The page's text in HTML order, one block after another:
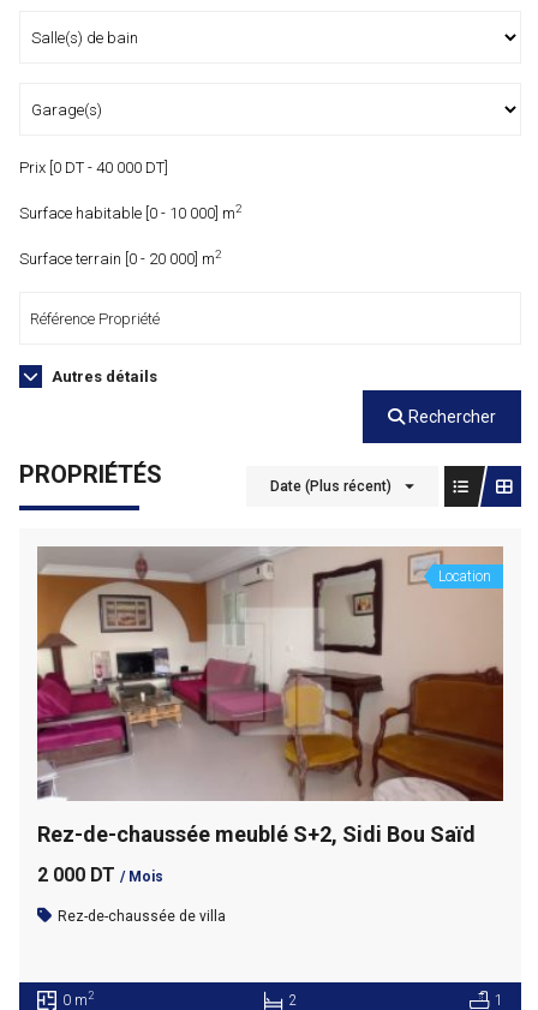
Prix [ 0 DT- 40 000 DT]
Surface habitable [ 0- 10 000] m2
Surface terrain [ 0- 20 000] m2
Autres détails
Rechercher
PROPRIÉTÉS Date (Plus récent)
Location
Rez-de-chaussée meublé S+2, Sidi Bou Saïd
2 000 DT / Mois
Rez-de-chaussée de villa
0 m2 2 1